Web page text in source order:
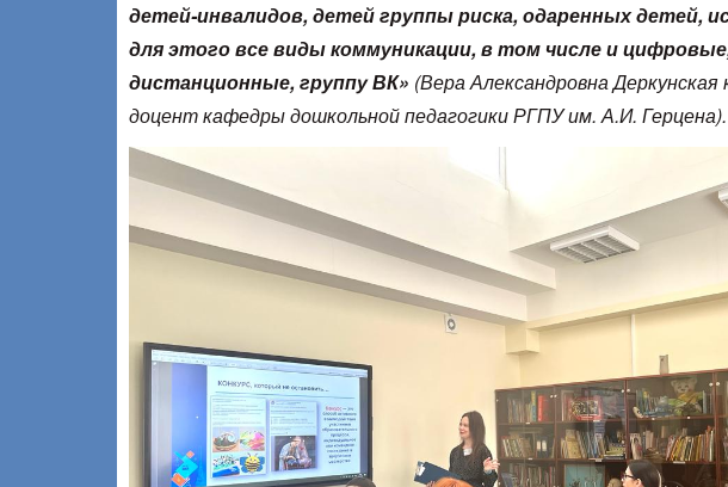
детей-инвалидов, детей группы риска, одаренных детей,
для этого все виды коммуникации, в том числе и
дистанционные, группу ВК» (Вера Александровна Деркунская
доцент кафедры дошкольной педагогики РГПУ им. А.И. Герцена).